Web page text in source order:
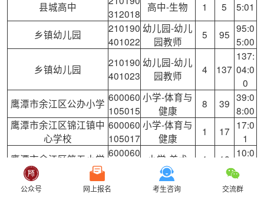
县城高中
312018
高中-生物 1 5 5:01
乡镇幼儿园
210190
401022
幼儿园-幼儿
园教师
5 95 95:0
5:00
乡镇幼儿园
210190
401023
幼儿园-幼儿
园教师
4 137
137:
04:0
0
鹰潭市余江区公办小学 600060
105015
小学-体育与
健康
8 39 39:0
8:00
鹰潭市余江区锦江镇中
心学校
600060
105017
小学-体育与
健康
1 17 17:0
1
鹰潭市余江区第五小学 600060
小学-美术 1 10
10:0
鹰潭市余江区公办小学
106044
小学-美术 23 23:0
2
公众号 网上报名 考生咨询 交流群